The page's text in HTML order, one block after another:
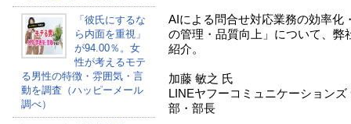
「彼氏にするな
ら内面を重視」
が94.00％。女
性が考えるモテ
る男性の特徴・雰囲気・言
動を調査（ハッピーメール
調べ）
AIによる問合せ対応業務の効率化
の管理・品質向上」について、弊
紹介。
加藤 敏之 氏
LINEヤフーコミュニケーション
部・部長